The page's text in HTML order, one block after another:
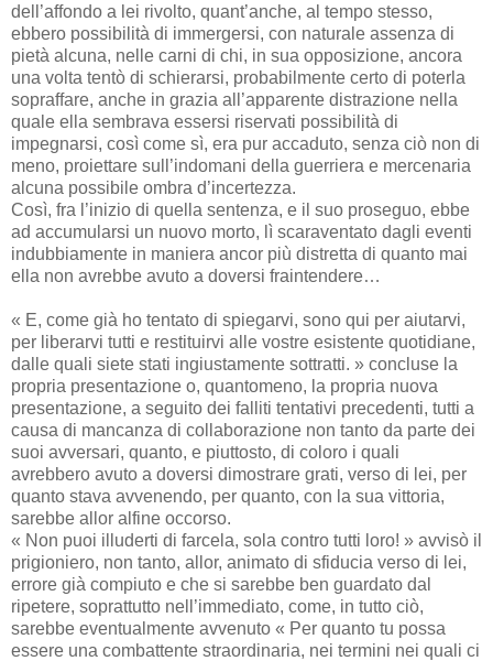
dell’affondo a lei rivolto, quant’anche, al tempo stesso,
ebbero possibilità di immergersi, con naturale assenza di
pietà alcuna, nelle carni di chi, in sua opposizione, ancora
una volta tentò di schierarsi, probabilmente certo di poterla
sopraffare, anche in grazia all’apparente distrazione nella
quale ella sembrava essersi riservati possibilità di
impegnarsi, così come sì, era pur accaduto, senza ciò non di
meno, proiettare sull’indomani della guerriera e mercenaria
alcuna possibile ombra d’incertezza.
Così, fra l’inizio di quella sentenza, e il suo proseguo, ebbe
ad accumularsi un nuovo morto, lì scaraventato dagli eventi
indubbiamente in maniera ancor più distretta di quanto mai
ella non avrebbe avuto a doversi fraintendere…
« E, come già ho tentato di spiegarvi, sono qui per aiutarvi,
per liberarvi tutti e restituirvi alle vostre esistente quotidiane,
dalle quali siete stati ingiustamente sottratti. » concluse la
propria presentazione o, quantomeno, la propria nuova
presentazione, a seguito dei falliti tentativi precedenti, tutti a
causa di mancanza di collaborazione non tanto da parte dei
suoi avversari, quanto, e piuttosto, di coloro i quali
avrebbero avuto a doversi dimostrare grati, verso di lei, per
quanto stava avvenendo, per quanto, con la sua vittoria,
sarebbe allor alfine occorso.
« Non puoi illuderti di farcela, sola contro tutti loro! » avvisò il
prigioniero, non tanto, allor, animato di sfiducia verso di lei,
errore già compiuto e che si sarebbe ben guardato dal
ripetere, soprattutto nell’immediato, come, in tutto ciò,
sarebbe eventualmente avvenuto « Per quanto tu possa
essere una combattente straordinaria, nei termini nei quali ci